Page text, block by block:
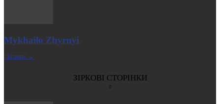
Mykhailo Zhyrnyi
| Більше →
ЗІРКОВІ СТОРІНКИ